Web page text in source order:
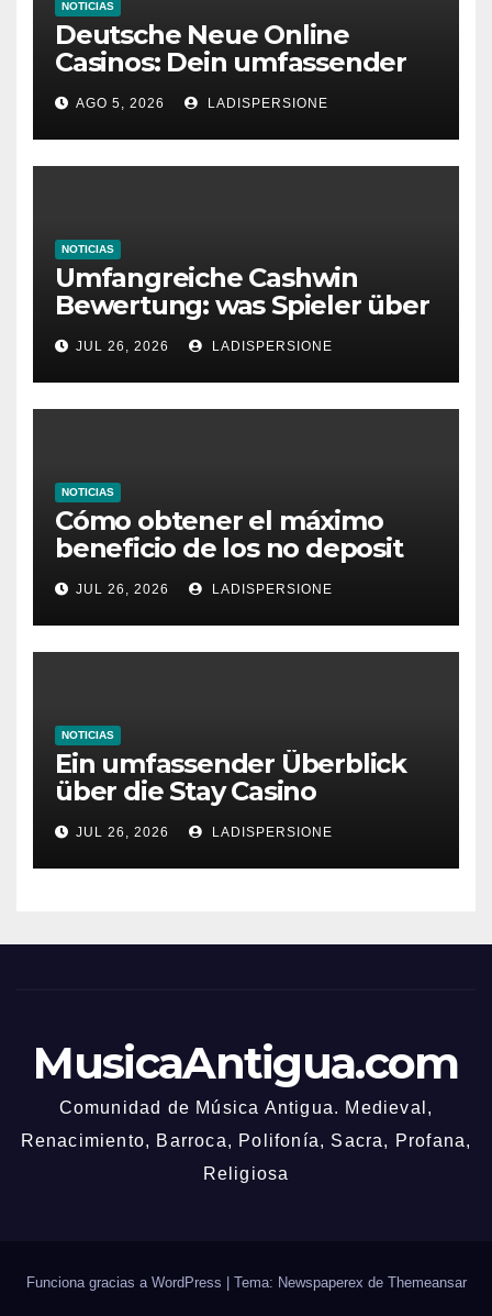
NOTICIAS
Deutsche Neue Online
Casinos: Dein umfassender
Ratgeber für moderne
Glücksspielplattformen
AGO 5, 2026 LADISPERSIONE
NOTICIAS
Umfangreiche Cashwin
Bewertung: was Spieler über
dieses Casino denken
JUL 26, 2026 LADISPERSIONE
NOTICIAS
Cómo obtener el máximo
beneficio de los no deposit
bonus codes de roby casino
JUL 26, 2026 LADISPERSIONE
NOTICIAS
Ein umfassender Überblick
über die Stay Casino
Bonusbedingungen
JUL 26, 2026 LADISPERSIONE
MusicaAntigua.com
Comunidad de Música Antigua. Medieval,
Renacimiento, Barroca, Polifonía, Sacra, Profana,
Religiosa
Funciona gracias a WordPress Tema: Newspaperex de Themeansar